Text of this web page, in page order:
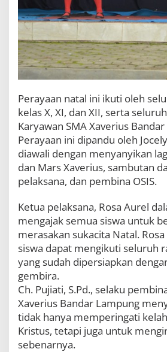
Perayaan natal ini ikuti oleh
kelas X, XI, dan XII, serta
Karyawan SMA Xaverius
Perayaan ini dipandu oleh
diawali dengan menyanyikan
dan Mars Xaverius, sambutan
pelaksana, dan pembina OSIS.
Ketua pelaksana, Rosa Aurel
mengajak semua siswa untuk
merasakan sukacita Natal.
siswa dapat mengikuti seluruh
yang sudah dipersiapkan
gembira.
Ch. Pujiati, S.Pd., selaku
Xaverius Bandar Lampung
tidak hanya memperingati
Kristus, tetapi juga untuk
sebenarnya.